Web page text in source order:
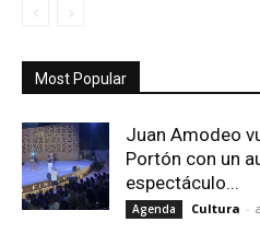
Most Popular
Juan Amodeo
Portón con un
espectáculo...
Agenda Cultura -